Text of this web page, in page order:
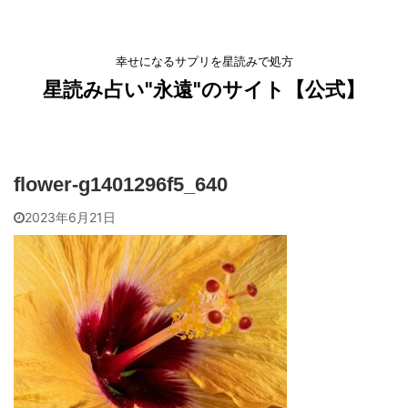
幸せになるサプリを星読みで処方
星読み占い"永遠"のサイト【公式】
flower-g1401296f5_640
2023年6月21日